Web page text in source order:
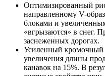
Оптимизированный
направленному V-
блоками и
«вгрызаются» в снег.
заснеженных дорогах.
Усиленный кромочный
увеличения длины
канавок на 15%. В